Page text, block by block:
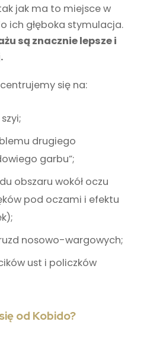
jak ma to miejsce w
ich głęboka stymulacja.
są znacznie lepsze i
się na:
drugiego
garbu”;
obszaru wokół oczu
pod oczami i efektu
nosowo-wargowych;
ust i policzków
od Kobido?